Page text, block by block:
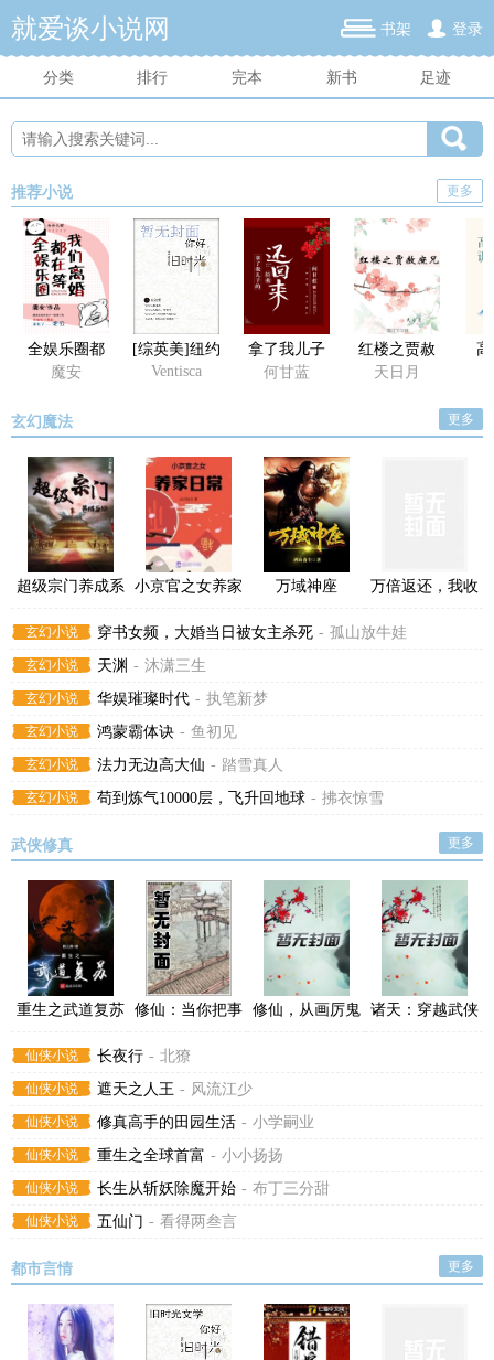
就爱谈小说网 书架 登录
分类 排行 完本 新书 足迹
推荐小说 更多
全娱乐圈都
在等我们离
魔安
[综英美]纽约
今天还好吗
Ventisca
拿了我儿子
的给我还回
何甘蓝
红楼之贾赦
庶兄
天日月
玄幻魔法 更多
超级宗门养成系
小京官之女养家
万域神座
万倍返还，我收
玄幻小说 穿书女频，大婚当日被女主杀死 - 孤山放牛娃
玄幻小说 天渊 - 沐潇三生
玄幻小说 华娱璀璨时代 - 执笔新梦
玄幻小说 鸿蒙霸体诀 - 鱼初见
玄幻小说 法力无边高大仙 - 踏雪真人
玄幻小说 苟到炼气10000层，飞升回地球 - 拂衣惊雪
武侠修真 更多
重生之武道复苏
修仙：当你把事
修仙，从画厉鬼
诸天：穿越武侠
仙侠小说 长夜行 - 北獠
仙侠小说 遮天之人王 - 风流江少
仙侠小说 修真高手的田园生活 - 小学嗣业
仙侠小说 重生之全球首富 - 小小扬扬
仙侠小说 长生从斩妖除魔开始 - 布丁三分甜
仙侠小说 五仙门 - 看得两叁言
都市言情 更多